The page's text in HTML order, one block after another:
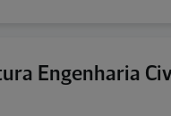
Engenharia